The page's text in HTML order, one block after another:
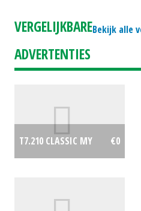
€18999
Bekijk alle
VERGELIJKBARE
ADVERTENTIES
T7.210 CLASSIC MY €0